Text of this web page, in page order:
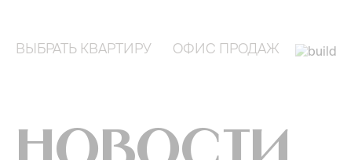
ВЫБРАТЬ КВАРТИРУ ОФИС ПРОДАЖ